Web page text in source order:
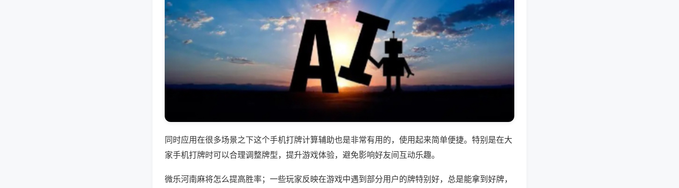
同时应用在很多场景之下这个手机打牌计算辅助也是非常有用的，使用起来简单便捷。特别是在大
家手机打牌时可以合理调整牌型，提升游戏体验，避免影响好友间互动乐趣。
微乐河南麻将怎么提高胜率；一些玩家反映在游戏中遇到部分用户的牌特别好，总是能拿到好牌，